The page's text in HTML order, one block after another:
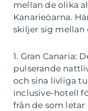
mellan de olika
Kanarieöarna.
skiljer sig mellan
1. Gran Canaria:
pulserande
och sina livliga
inclusive-hotell
från de som